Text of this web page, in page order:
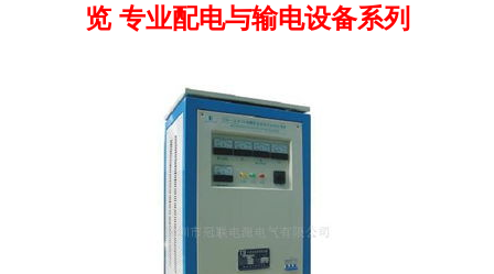
览 专业配电与输电设备系列